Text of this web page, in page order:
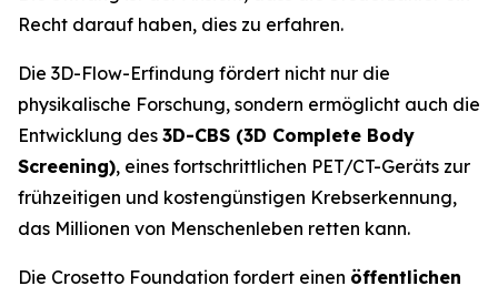
Recht darauf haben, dies zu erfahren.
Die 3D-Flow-Erfindung fördert nicht nur die
physikalische Forschung, sondern ermöglicht auch die
Entwicklung des 3D-CBS (3D Complete Body
Screening), eines fortschrittlichen PET/CT-Geräts zur
frühzeitigen und kostengünstigen Krebserkennung,
das Millionen von Menschenleben retten kann.
Die Crosetto Foundation fordert einen öffentlichen